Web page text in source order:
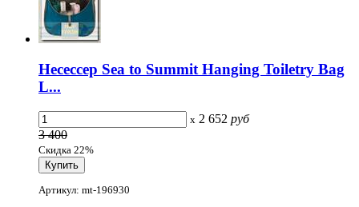
Несессер Sea to Summit Hanging Toiletry Bag
L...
x 2 652 руб
3 400
Скидка 22%
Артикул: mt-196930